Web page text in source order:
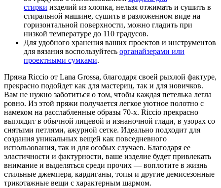
стирки изделий из хлопка, нельзя отжимать и сушить в
стиральной машине, сушить в разложенном виде на
горизонтальной поверхности, можно гладить при
низкой температуре до 110 градусов.
Для удобного хранения ваших проектов и инструментов
для вязания воспользуйтесь органайзерами или
проектными сумками.
Пряжа Riccio от Lana Grossa, благодаря своей рыхлой фактуре,
прекрасно подойдет как для мастериц, так и для новичков.
Вам не нужно заботиться о том, чтобы каждая петелька легла
ровно. Из этой пряжи получается легкое уютное полотно с
намеком на расслабленные образы 70-х. Riccio прекрасно
выглядит в обычной лицевой и изнаночной глади, в узорах со
снятыми петлями, ажурной сетке. Идеально подходит для
создания уникальных вещей как повседневного
использования, так и для особых случаев. Благодаря ее
эластичности и фактурности, ваше изделие будет привлекать
внимание и выделяться среди прочих — воплотите в жизнь
стильные джемпера, кардиганы, топы и другие демисезонные
трикотажные вещи с характерным шармом.